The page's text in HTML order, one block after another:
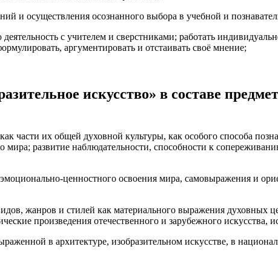
и осуществления осознанного выбора в учебной и
с учителем и сверстниками; работать
аргументировать и отстаивать своё мнение;
искусство» в составе
части их общей духовной культуры, как особого способа
развитие наблюдательности, способности к
ценностного освоения мира, самовыражения и
жанров и стилей как материального выражения
произведения отечественного и зарубежного искусства,
в архитектуре, изобразительном искусстве, в